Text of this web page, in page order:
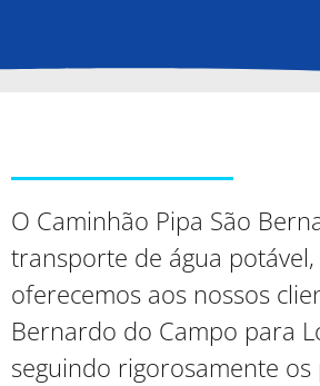
O Caminhão Pipa São
transporte de água potável,
oferecemos aos nossos
Bernardo do Campo para
seguindo rigorosamente